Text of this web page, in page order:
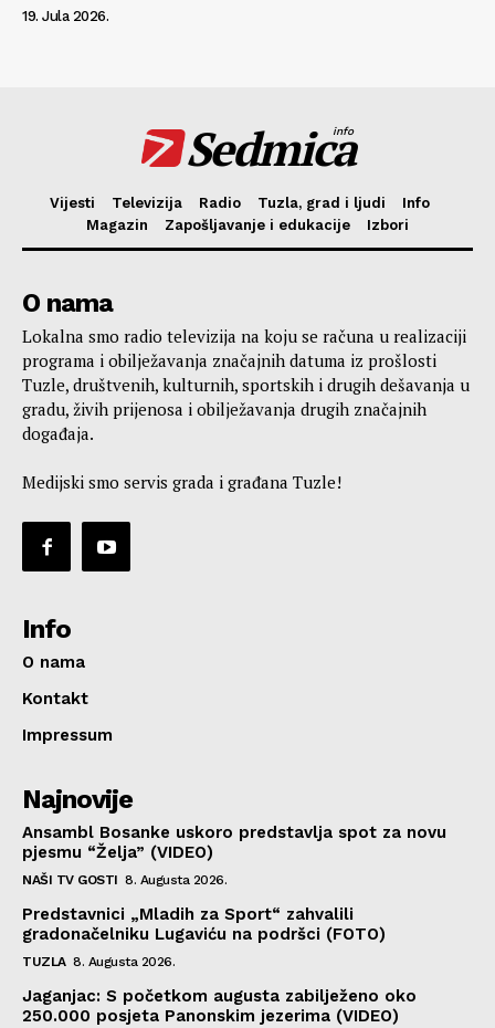
19. Jula 2026.
Sedmica
info
Vijesti Televizija Radio Tuzla, grad i ljudi
Info
Magazin
Zapošljavanje i edukacije Izbori
O nama
Lokalna smo radio televizija na koju se računa u realizaciji
programa i obilježavanja značajnih datuma iz prošlosti
Tuzle, društvenih, kulturnih, sportskih i drugih dešavanja u
gradu, živih prijenosa i obilježavanja drugih značajnih
događaja.
Medijski smo servis grada i građana Tuzle!
Info
O nama
Kontakt
Impressum
Najnovije
Ansambl Bosanke uskoro predstavlja spot za novu
pjesmu “Želja” (VIDEO)
NAŠI TV GOSTI 8. Augusta 2026.
Predstavnici „Mladih za Sport“ zahvalili
gradonačelniku Lugaviću na podršci (FOTO)
TUZLA 8. Augusta 2026.
Jaganjac: S početkom augusta zabilježeno oko
250.000 posjeta Panonskim jezerima (VIDEO)